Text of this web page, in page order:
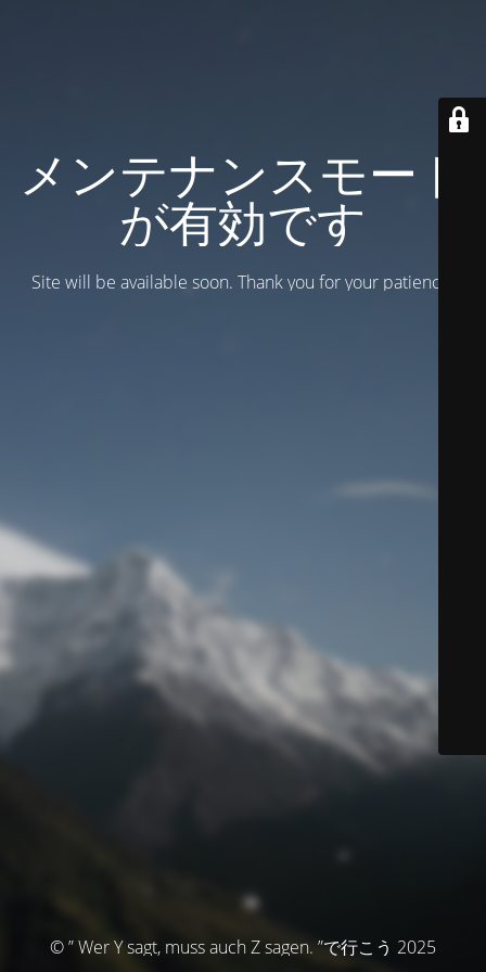
メンテナンスモード
が有効です
Site will be available soon. Thank you for your patience!
© ” Wer Y sagt, muss auch Z sagen. ”で行こう 2025